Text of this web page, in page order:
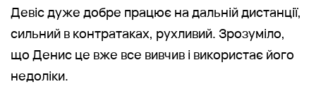
Девіс дуже добре працює на дальній дистанції,
сильний в контратаках, рухливий. Зрозуміло,
що Денис це вже все вивчив і використає його
недоліки.